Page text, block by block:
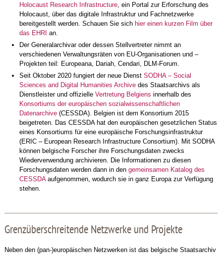
Holocaust Research Infrastructure, ein Portal zur Erforschung des
Holocaust, über das digitale Infrastruktur und Fachnetzwerke
bereitgestellt werden. Schauen Sie sich hier einen kurzen Film über
das EHRI an.
Der Generalarchivar oder dessen Stellvertreter nimmt an
verschiedenen Verwaltungsräten von EU-Organisationen und –
Projekten teil: Europeana, Dariah, Cendari, DLM-Forum.
Seit Oktober 2020 fungiert der neue Dienst SODHA – Social
Sciences and Digital Humanities Archivedes Staatsarchivs als
Dienstleister und offizielle Vertretung Belgiens innerhalb des
Konsortiums der europäischen sozialwissenschaftlichen
Datenarchive (CESSDA). Belgien ist dem Konsortium 2015
beigetreten. Das CESSDA hat den europäischen gesetzlichen Status
eines Konsortiums für eine europäische Forschungsinfrastruktur
(ERIC –European Research Infrastructure Consortium). Mit SODHA
können belgische Forscher ihre Forschungsdaten zwecks
Wiederverwendung archivieren. Die Informationen zu diesen
Forschungsdaten werden dann in den gemeinsamen Katalog des
CESSDAaufgenommen, wodurch sie in ganz Europa zur Verfügung
stehen.
Grenzüberschreitende Netzwerke und Projekte
Neben den (pan-)europäischen Netzwerken ist das belgische Staatsarchiv